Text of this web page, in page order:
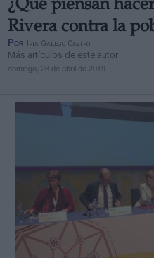
¿Qué piensan
Rivera contra la
Por Iria Galego Castro
Más artículos de este autor
domingo, 28 de abril de 2019